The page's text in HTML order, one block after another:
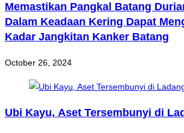
Memastikan Pangkal Batang
Dalam Keadaan Kering Dapat
Kadar Jangkitan Kanker Batang
October 26, 2024
Ubi Kayu, Aset Tersembunyi di